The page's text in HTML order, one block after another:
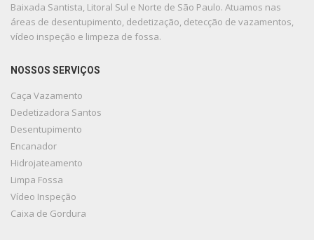
Baixada Santista, Litoral Sul e Norte de São Paulo. Atuamos nas
áreas de desentupimento, dedetização, detecção de vazamentos,
vídeo inspeção e limpeza de fossa.
NOSSOS SERVIÇOS
Caça Vazamento
Dedetizadora Santos
Desentupimento
Encanador
Hidrojateamento
Limpa Fossa
Vídeo Inspeção
Caixa de Gordura